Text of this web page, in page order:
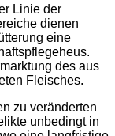
Linie der
dienen
eine
des aus
Fleisches.
zu veränderten
unbedingt in